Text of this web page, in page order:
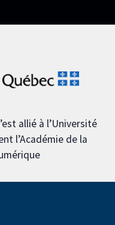
allié à l’Université
l’Académie de la